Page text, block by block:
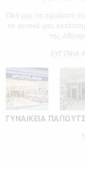
Όλα μας τα προϊόντα
το φυσικό μας
της
ΕΥΓΕΝΙΑ
ΓΥΝΑΙΚΕΙΑ